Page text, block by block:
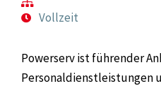
Vollzeit
Powerserv ist führender
Personaldienstleistungen